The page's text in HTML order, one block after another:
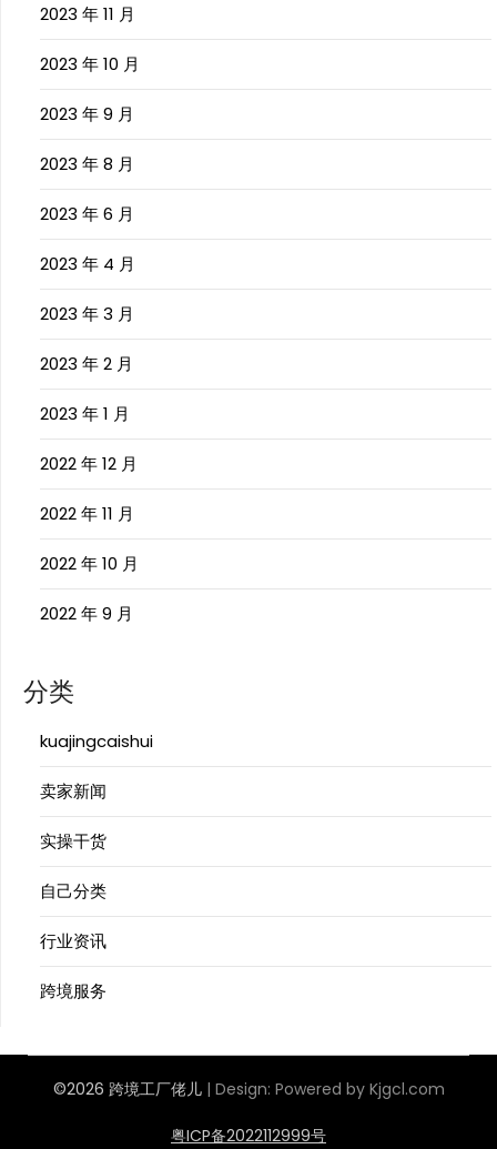
2023 年 11 月
2023 年 10 月
2023 年 9 月
2023 年 8 月
2023 年 6 月
2023 年 4 月
2023 年 3 月
2023 年 2 月
2023 年 1 月
2022 年 12 月
2022 年 11 月
2022 年 10 月
2022 年 9 月
分类
kuajingcaishui
卖家新闻
实操干货
自己分类
行业资讯
跨境服务
©2026 跨境工厂佬儿 | Design: Powered by Kjgcl.com
粤ICP备2022112999号